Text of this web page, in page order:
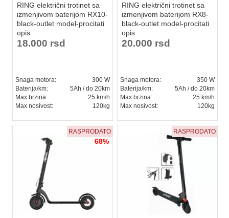
RING električni trotinet sa
izmenjivom baterijom RX10-
black-outlet model-procitati
opis
18.000 rsd
Snaga motora:
300 W
Baterija/km:
5Ah / do 20km
Max brzina:
25 km/h
Max nosivost:
120kg
RING električni trotinet sa
izmenjivom baterijom RX8-
black-outlet model-procitati
opis
20.000 rsd
Snaga motora:
350 W
Baterija/km:
5Ah / do 20km
Max brzina:
25 km/h
Max nosivost:
120kg
RASPRODATO
68%
RASPRODATO